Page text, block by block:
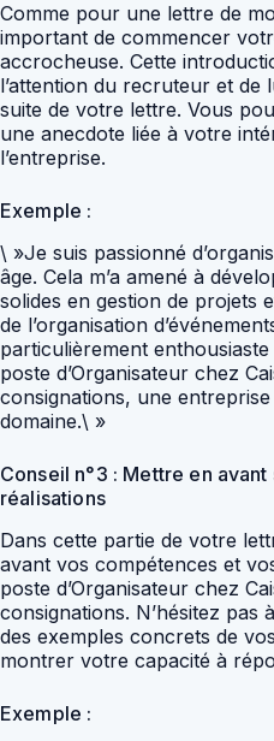
Comme pour une lettre de
important de commencer
accrocheuse. Cette
l’attention du recruteur et de
suite de votre lettre. Vous
une anecdote liée à votre
l’entreprise.
Exemple :
\ »Je suis passionné
âge. Cela m’a amené à
solides en gestion de projets
de l’organisation
particulièrement
poste d’Organisateur chez
consignations, une
domaine.\ »
Conseil n°3 : Mettre en
réalisations
Dans cette partie de votre
avant vos compétences et
poste d’Organisateur chez
consignations. N’hésitez
des exemples concrets de
montrer votre capacité à
Exemple :